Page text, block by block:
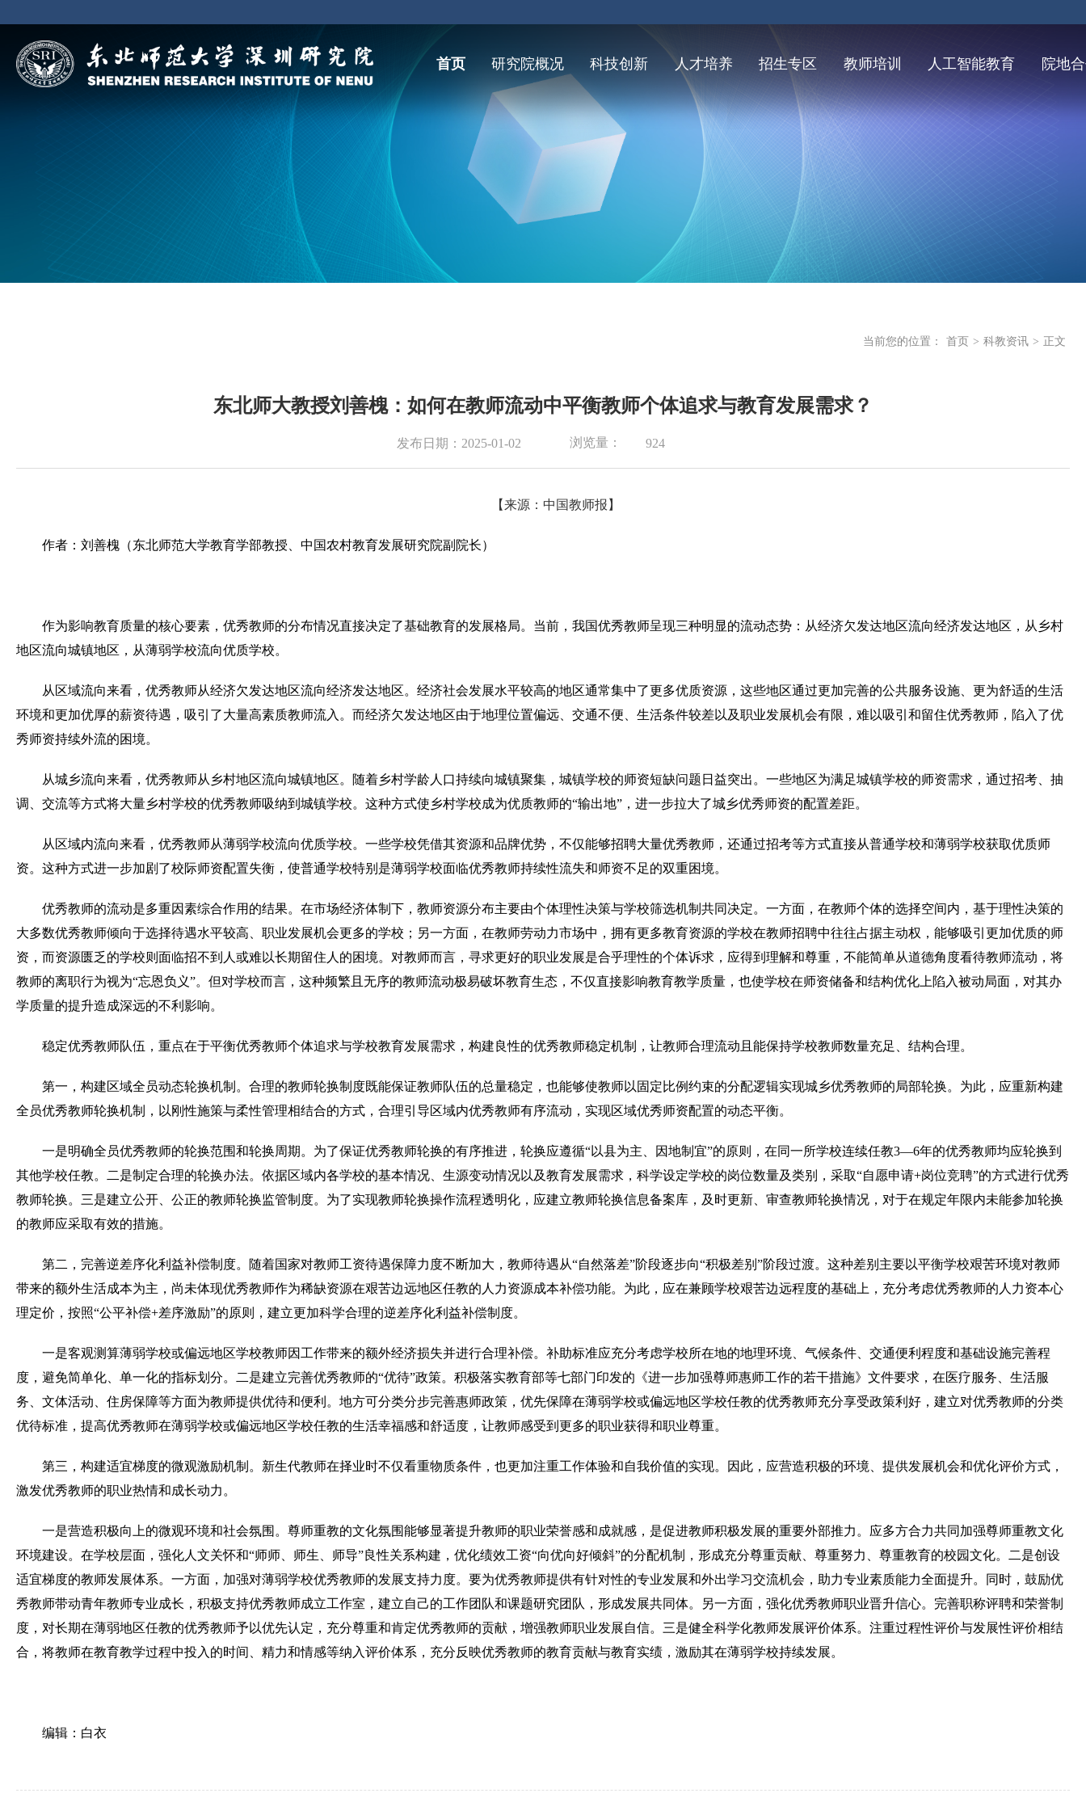
首页 研究院概况 科技创新 人才培养 招生专区 教师培训 人工智能教育 院地
当前您的位置： 首页 > 科教资讯 > 正文
东北师大教授刘善槐：如何在教师流动中平衡教师个体追求与教育发展需求？
发布日期：2025-01-02 浏览量： 924
【来源：中国教师报】
作者：刘善槐（东北师范大学教育学部教授、中国农村教育发展研究院副院长）
作为影响教育质量的核心要素，优秀教师的分布情况直接决定了基础教育的发展格局。 当前，我国优秀教师呈现三种明显的流动态势：从经济欠发达地区流向经济发达地区，从乡村
地区流向城镇地区，从薄弱学校流向优质学校。
从区域流向来看，优秀教师从经济欠发达地区流向经济发达地区。经济社会发展水平较高的地区通常集中了更多优质资源，这些地区通过更加完善的公共服务设施、更为舒适的生活
环境和更加优厚的薪资待遇，吸引了大量高素质教师流入。而经济欠发达地区由于地理位置偏远、交通不便、生活条件较差以及职业发展机会有限，难以吸引和留住优秀教师，陷入了优
秀师资持续外流的困境。
从城乡流向来看，优秀教师从乡村地区流向城镇地区。随着乡村学龄人口持续向城镇聚集，城镇学校的师资短缺问题日益突出。一些地区为满足城镇学校的师资需求，通过招考、抽
调、交流等方式将大量乡村学校的优秀教师吸纳到城镇学校。这种方式使乡村学校成为优质教师的“输出地”，进一步拉大了城乡优秀师资的配置差距。
从区域内流向来看，优秀教师从薄弱学校流向优质学校。一些学校凭借其资源和品牌优势，不仅能够招聘大量优秀教师，还通过招考等方式直接从普通学校和薄弱学校获取优质师
资。这种方式进一步加剧了校际师资配置失衡，使普通学校特别是薄弱学校面临优秀教师持续性流失和师资不足的双重困境。
优秀教师的流动是多重因素综合作用的结果。在市场经济体制下，教师资源分布主要由个体理性决策与学校筛选机制共同决定。一方面，在教师个体的选择空间内，基于理性决策的
大多数优秀教师倾向于选择待遇水平较高、职业发展机会更多的学校；另一方面，在教师劳动力市场中，拥有更多教育资源的学校在教师招聘中往往占据主动权，能够吸引更加优质的师
资，而资源匮乏的学校则面临招不到人或难以长期留住人的困境。对教师而言，寻求更好的职业发展是合乎理性的个体诉求，应得到理解和尊重，不能简单从道德角度看待教师流动，将
教师的离职行为视为“忘恩负义”。但对学校而言，这种频繁且无序的教师流动极易破坏教育生态，不仅直接影响教育教学质量，也使学校在师资储备和结构优化上陷入被动局面，对其办
学质量的提升造成深远的不利影响。
稳定优秀教师队伍，重点在于平衡优秀教师个体追求与学校教育发展需求，构建良性的优秀教师稳定机制，让教师合理流动且能保持学校教师数量充足、结构合理。
第一，构建区域全员动态轮换机制。 合理的教师轮换制度既能保证教师队伍的总量稳定，也能够使教师以固定比例约束的分配逻辑实现城乡优秀教师的局部轮换。为此，应重新构建
全员优秀教师轮换机制，以刚性施策与柔性管理相结合的方式，合理引导区域内优秀教师有序流动，实现区域优秀师资配置的动态平衡。
一是明确全员优秀教师的轮换范围和轮换周期。为了保证优秀教师轮换的有序推进，轮换应遵循“以县为主、因地制宜”的原则，在同一所学校连续任教3—6年的优秀教师均应轮换到
其他学校任教。二是制定合理的轮换办法。依据区域内各学校的基本情况、生源变动情况以及教育发展需求，科学设定学校的岗位数量及类别，采取“自愿申请+岗位竞聘”的方式进行优秀
教师轮换。三是建立公开、公正的教师轮换监管制度。为了实现教师轮换操作流程透明化，应建立教师轮换信息备案库，及时更新、审查教师轮换情况，对于在规定年限内未能参加轮换
的教师应采取有效的措施。
第二，完善逆差序化利益补偿制度。
随着国家对教师工资待遇保障力度不断加大，教师待遇从“自然落差”阶段逐步向“积极差别”阶段过渡。这种差别主要以平衡学校艰苦环境对教师
带来的额外生活成本为主，尚未体现优秀教师作为稀缺资源在艰苦边远地区任教的人力资源成本补偿功能。为此，应在兼顾学校艰苦边远程度的基础上，充分考虑优秀教师的人力资本心
理定价，按照“公平补偿+差序激励”的原则，建立更加科学合理的逆差序化利益补偿制度。
一是客观测算薄弱学校或偏远地区学校教师因工作带来的额外经济损失并进行合理补偿。补助标准应充分考虑学校所在地的地理环境、气候条件、交通便利程度和基础设施完善程
度，避免简单化、单一化的指标划分。二是建立完善优秀教师的“优待”政策。积极落实教育部等七部门印发的《进一步加强尊师惠师工作的若干措施》文件要求，在医疗服务、生活服
务、文体活动、住房保障等方面为教师提供优待和便利。地方可分类分步完善惠师政策，优先保障在薄弱学校或偏远地区学校任教的优秀教师充分享受政策利好，建立对优秀教师的分类
优待标准，提高优秀教师在薄弱学校或偏远地区学校任教的生活幸福感和舒适度，让教师感受到更多的职业获得和职业尊重。
第三，构建适宜梯度的微观激励机制。 新生代教师在择业时不仅看重物质条件，也更加注重工作体验和自我价值的实现。因此，应营造积极的环境、提供发展机会和优化评价方式，
激发优秀教师的职业热情和成长动力。
一是营造积极向上的微观环境和社会氛围。尊师重教的文化氛围能够显著提升教师的职业荣誉感和成就感，是促进教师积极发展的重要外部推力。应多方合力共同加强尊师重教文化
环境建设。在学校层面，强化人文关怀和“师师、师生、师导”良性关系构建，优化绩效工资“向优向好倾斜”的分配机制，形成充分尊重贡献、尊重努力、尊重教育的校园文化。二是创设
适宜梯度的教师发展体系。一方面，加强对薄弱学校优秀教师的发展支持力度。要为优秀教师提供有针对性的专业发展和外出学习交流机会，助力专业素质能力全面提升。同时，鼓励优
秀教师带动青年教师专业成长，积极支持优秀教师成立工作室，建立自己的工作团队和课题研究团队，形成发展共同体。另一方面，强化优秀教师职业晋升信心。完善职称评聘和荣誉制
度，对长期在薄弱地区任教的优秀教师予以优先认定，充分尊重和肯定优秀教师的贡献，增强教师职业发展自信。三是健全科学化教师发展评价体系。注重过程性评价与发展性评价相结
合，将教师在教育教学过程中投入的时间、精力和情感等纳入评价体系，充分反映优秀教师的教育贡献与教育实绩，激励其在薄弱学校持续发展。
编辑：白衣